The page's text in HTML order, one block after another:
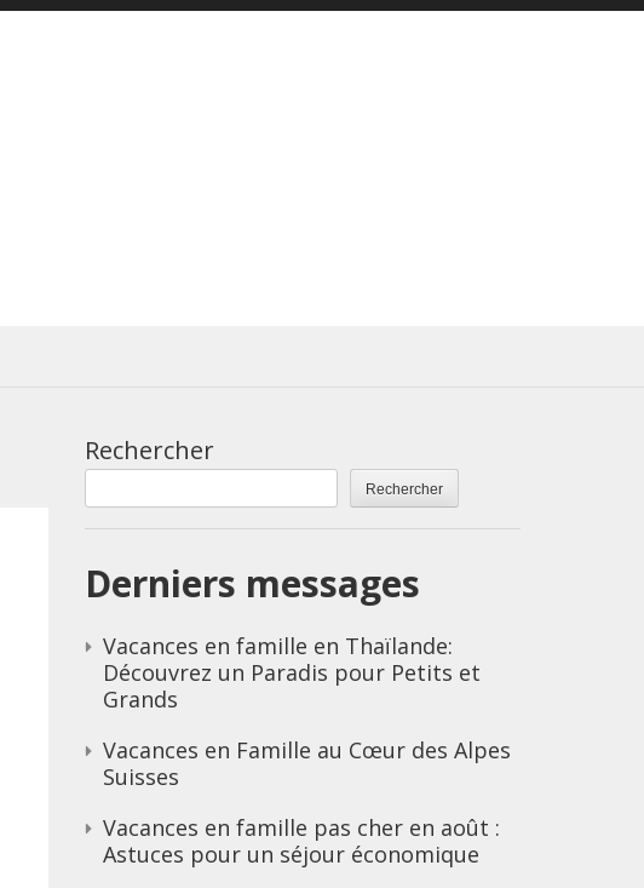
Rechercher
Rechercher
Derniers messages
Vacances en famille en Thaïlande:
Découvrez un Paradis pour Petits et
Grands
Vacances en Famille au Cœur des Alpes
Suisses
Vacances en famille pas cher en août :
Astuces pour un séjour économique